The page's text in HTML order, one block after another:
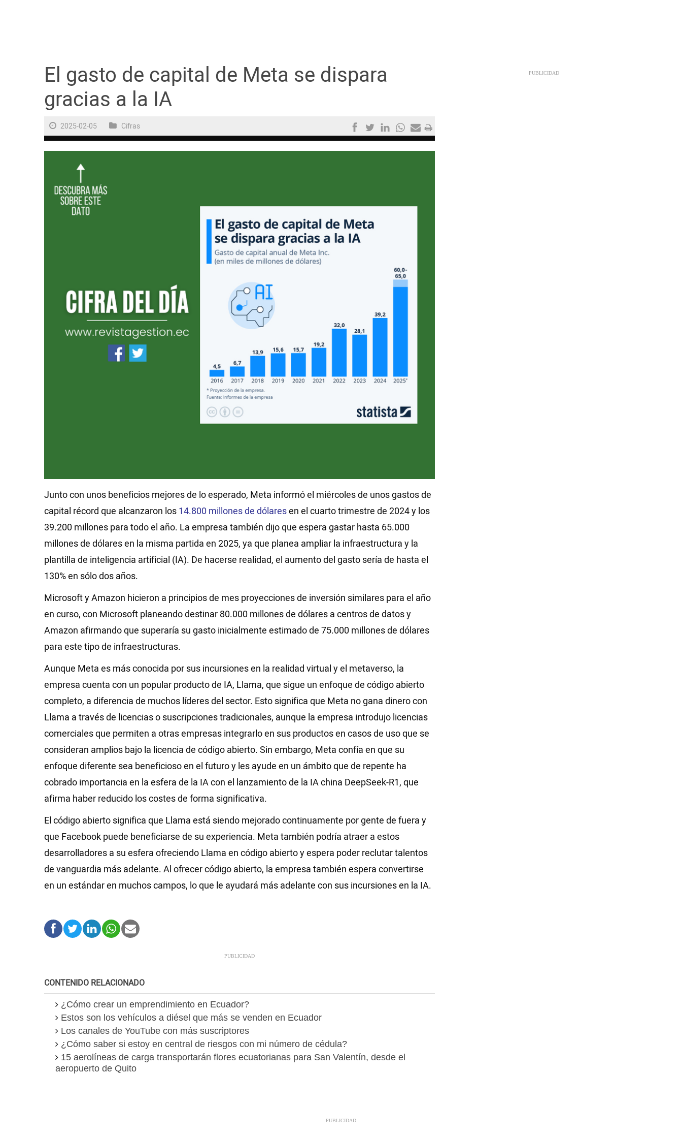
Sociedad
Trending
Ciencia y Tecnología
Internacional
El gasto de capital de Meta se dispara
gracias a la IA
2025-02-05 Cifras
Junto con unos beneficios mejores de lo esperado, Meta informó el miércoles de unos gastos de
capital récord que alcanzaron los 14.800 millones de dólaresen el cuarto trimestre de 2024 y los
39.200 millones para todo el año. La empresa también dijo que espera gastar hasta 65.000
millones de dólares en la misma partida en 2025, ya que planea ampliar la infraestructura y la
plantilla de inteligencia artificial (IA). De hacerse realidad, el aumento del gasto sería de hasta el
130% en sólo dos años.
Microsoft y Amazon hicieron a principios de mes proyecciones de inversión similares para el año
en curso, con Microsoft planeando destinar 80.000 millones de dólares a centros de datos y
Amazon afirmando que superaría su gasto inicialmente estimado de 75.000 millones de dólares
para este tipo de infraestructuras.
Aunque Meta es más conocida por sus incursiones en la realidad virtual y el metaverso, la
empresa cuenta con un popular producto de IA, Llama, que sigue un enfoque de código abierto
completo, a diferencia de muchos líderes del sector. Esto significa que Meta no gana dinero con
Llama a través de licencias o suscripciones tradicionales, aunque la empresa introdujo licencias
comerciales que permiten a otras empresas integrarlo en sus productos en casos de uso que se
consideran amplios bajo la licencia de código abierto. Sin embargo, Meta confía en que su
enfoque diferente sea beneficioso en el futuro y les ayude en un ámbito que de repente ha
cobrado importancia en la esfera de la IA con el lanzamiento de la IA china DeepSeek-R1, que
afirma haber reducido los costes de forma significativa.
El código abierto significa que Llama está siendo mejorado continuamente por gente de fuera y
que Facebook puede beneficiarse de su experiencia. Meta también podría atraer a estos
desarrolladores a su esfera ofreciendo Llama en código abierto y espera poder reclutar talentos
de vanguardia más adelante. Al ofrecer código abierto, la empresa también espera convertirse
en un estándar en muchos campos, lo que le ayudará más adelante con sus incursiones en la IA.
CONTENIDO RELACIONADO
¿Cómo crear un emprendimiento en Ecuador?
Estos son los vehículos a diésel que más se venden en Ecuador
Los canales de YouTube con más suscriptores
¿Cómo saber si estoy en central de riesgos con mi número de cédula?
15 aerolíneas de carga transportarán flores ecuatorianas para San Valentín, desde el
aeropuerto de Quito